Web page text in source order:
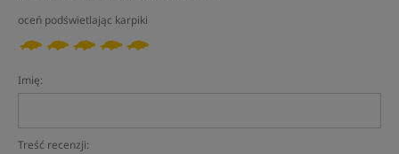
oceń podświetlając karpiki
Imię:
Treść recenzji: